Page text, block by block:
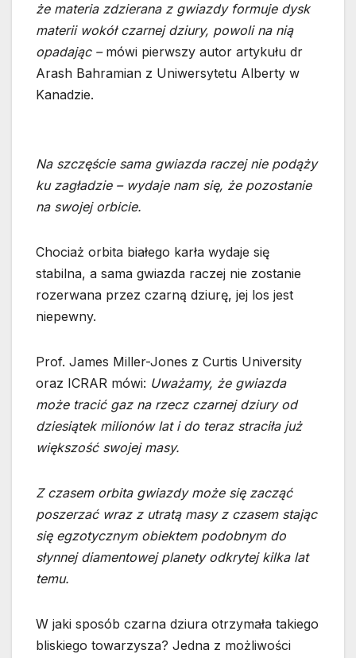
że materia zdzierana z gwiazdy formuje dysk
materii wokół czarnej dziury, powoli na nią
opadając – mówi pierwszy autor artykułu dr
Arash Bahramian z Uniwersytetu Alberty w
Kanadzie.
Na szczęście sama gwiazda raczej nie podąży
ku zagładzie – wydaje nam się, że pozostanie
na swojej orbicie.
Chociaż orbita białego karła wydaje się
stabilna, a sama gwiazda raczej nie zostanie
rozerwana przez czarną dziurę, jej los jest
niepewny.
Prof. James Miller-Jones z Curtis University
oraz ICRAR mówi: Uważamy, że gwiazda
może tracić gaz na rzecz czarnej dziury od
dziesiątek milionów lat i do teraz straciła już
większość swojej masy.
Z czasem orbita gwiazdy może się zacząć
poszerzać wraz z utratą masy z czasem stając
się egzotycznym obiektem podobnym do
słynnej diamentowej planety odkrytej kilka lat
temu.
W jaki sposób czarna dziura otrzymała takiego
bliskiego towarzysza? Jedna z możliwości